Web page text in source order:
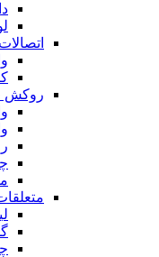
اتصالات
روکش